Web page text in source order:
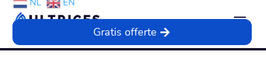
NL EN
Gratis offerte